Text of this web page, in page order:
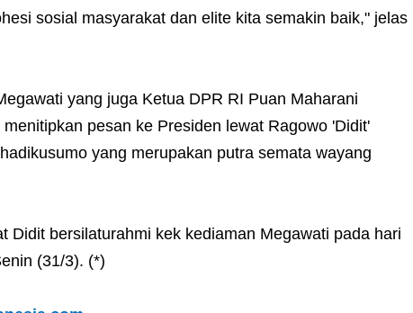
sosial masyarakat dan elite kita semakin baik," jelas
yang juga Ketua DPR RI Puan Maharani
pesan ke Presiden lewat Ragowo 'Didit'
yang merupakan putra semata wayang
Didit bersilaturahmi kek kediaman Megawati pada hari
(31/3). (*)